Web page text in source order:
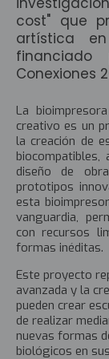
cost" que
artística
financiado
Conexiones
La
creativo es un
la creación de
biocompatibles,
diseño de
prototipos
esta
vanguardia,
con recursos
formas inéditas.
Este proyecto
avanzada y la
pueden crear
de realizar
nuevas formas
biológicos en